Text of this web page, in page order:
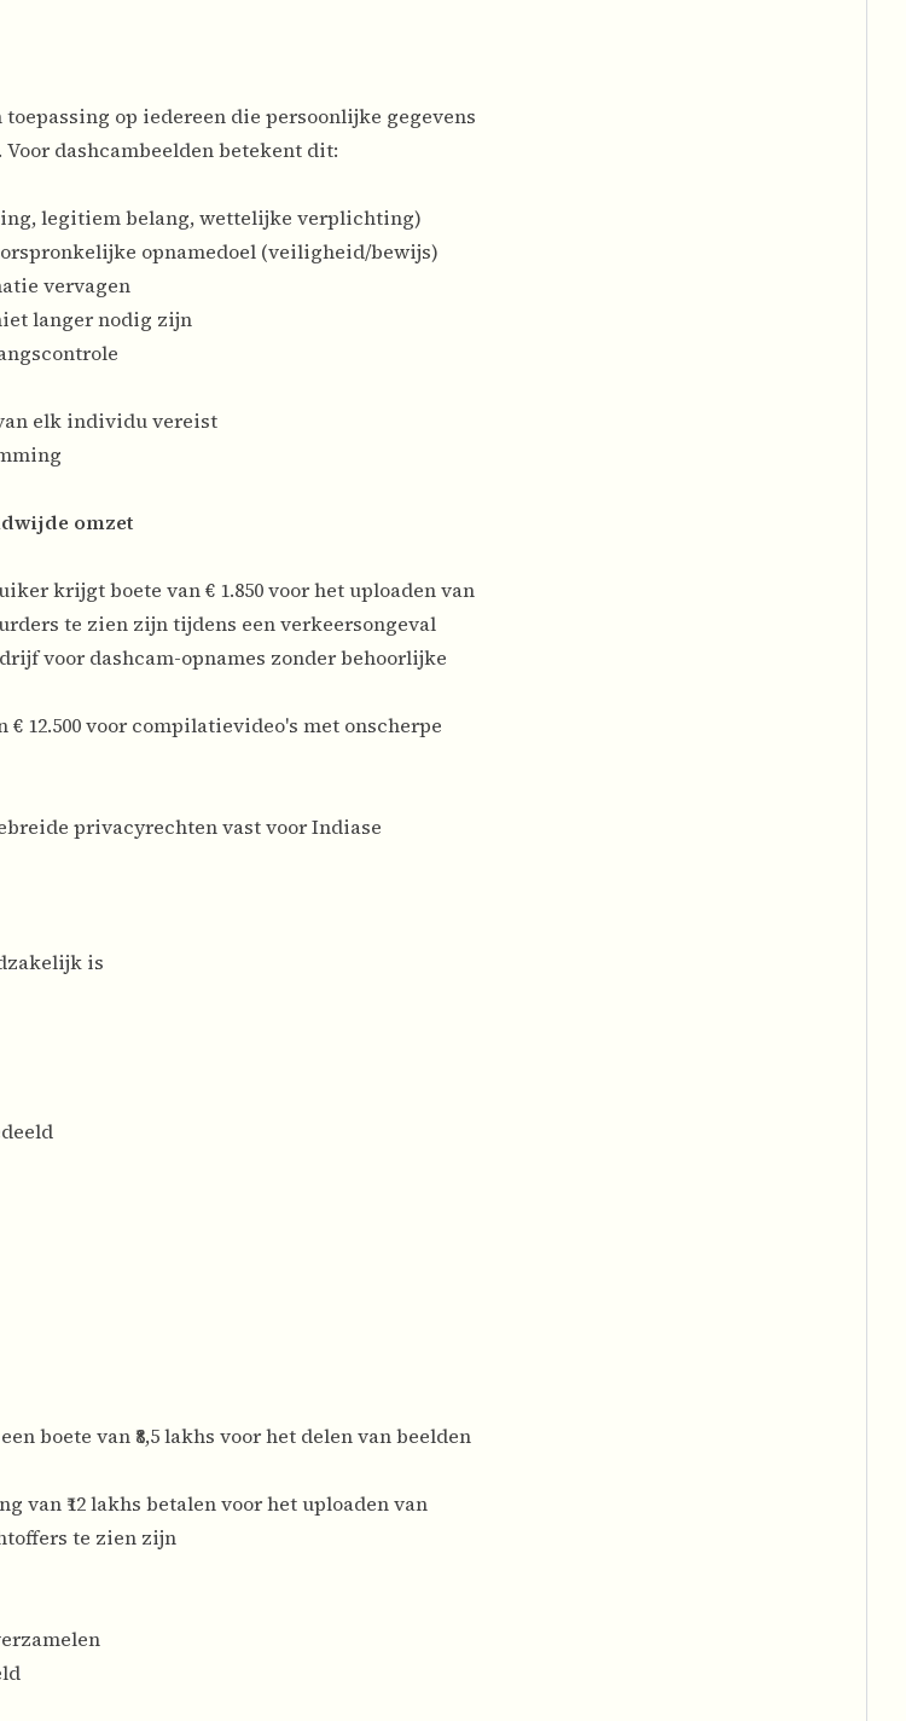
toepassing op iedereen die persoonlijke gegevens
dashcambeelden betekent dit:
legitiem belang, wettelijke verplichting)
opnamedoel (veiligheid/bewijs)
vervagen
langer nodig zijn
elk individu vereist
omzet
krijgt boete van € 1.850 voor het uploaden van
te zien zijn tijdens een verkeersongeval
voor dashcam-opnames zonder behoorlijke
12.500 voor compilatievideo's met onscherpe
privacyrechten vast voor Indiase
is
boete van ₹8,5 lakhs voor het delen van beelden
van ₹12 lakhs betalen voor het uploaden van
te zien zijn